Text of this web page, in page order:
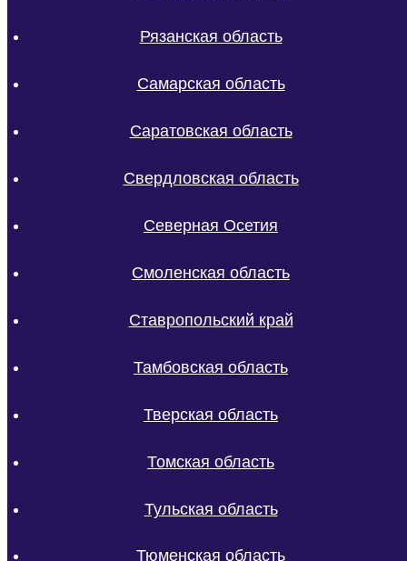
Рязанская область
Самарская область
Саратовская область
Свердловская область
Северная Осетия
Смоленская область
Ставропольский край
Тамбовская область
Тверская область
Томская область
Тульская область
Тюменская область